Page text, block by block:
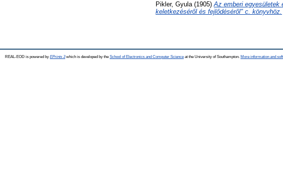
Pikler, Gyula(1905)Az emberi egyesületek
keletkezéséről és fejlődéséről" c. könyvhöz.
REAL-EOD is powered by EPrints 3which is developed by the School of Electronics and Computer Science at the University of Southampton. More information and